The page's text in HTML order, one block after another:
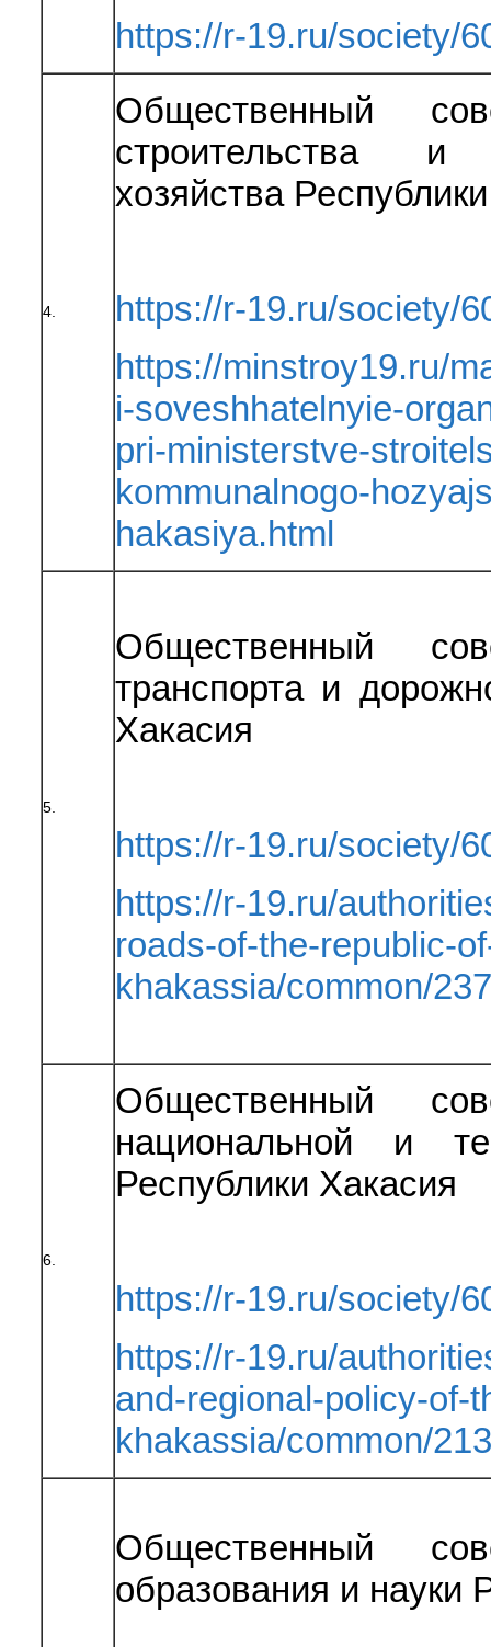
https://r-19.ru/society/
4.
Общественный
строительства и
хозяйства
https://r-19.ru/society/
https://minstroy19.ru/
i-soveshhatelnyie-
pri-ministerstve-
kommunalnogo-
hakasiya.html
5.
Общественный
транспорта и
Хакасия
https://r-19.ru/society/
https://r-19.ru/
roads-of-the-republic-
khakassia/common/
6.
Общественный
национальной и
Республики Хакасия
https://r-19.ru/society/
https://r-19.ru/
and-regional-policy-of-
khakassia/common/
Общественный
образования и науки